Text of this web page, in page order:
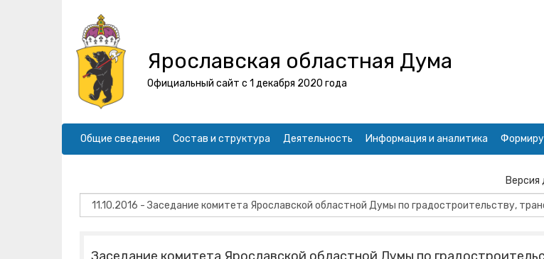
Ярославская областная Дума
Официальный сайт с 1 декабря 2020 года
Общие сведения Состав и структура Деятельность Информация и аналитика
Версия